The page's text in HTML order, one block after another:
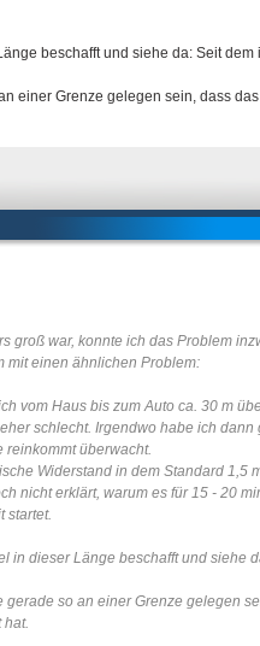
beschafft und siehe da: Seit dem
einer Grenze gelegen sein, dass
groß war, konnte ich das Problem
mit einen ähnlichen Problem:
vom Haus bis zum Auto ca. 30 m
schlecht. Irgendwo habe ich dann
reinkommt überwacht.
Widerstand in dem Standard 1,5
nicht erklärt, warum es für 15 - 20
startet.
in dieser Länge beschafft und siehe
so an einer Grenze gelegen
hat.